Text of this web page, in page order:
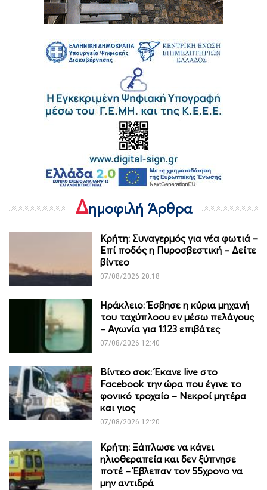
Δημοφιλή Άρθρα
Κρήτη: Συναγερμός για νέα φωτιά –
Επί ποδός η Πυροσβεστική – Δείτε
βίντεο
07/08/2026 20:18
Ηράκλειο: Έσβησε η κύρια μηχανή
του ταχύπλοου εν μέσω πελάγους
– Αγωνία για 1.123 επιβάτες
07/08/2026 12:40
Βίντεο σοκ: Έκανε live στο
Facebook την ώρα που έγινε το
φονικό τροχαίο – Νεκροί μητέρα
και γιος
07/08/2026 12:20
Κρήτη: Ξάπλωσε να κάνει
ηλιοθεραπεία και δεν ξύπνησε
ποτέ – Έβλεπαν τον 55χρονο να
μην αντιδρά